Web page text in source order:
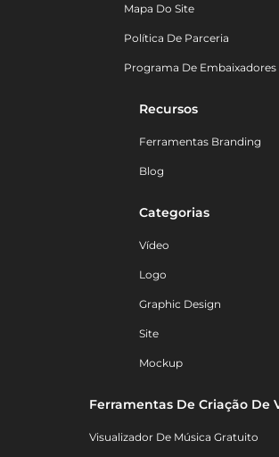
Mapa Do Site
Política De Parceria
Programa De Embaixadores
Recursos
Ferramentas Branding
Blog
Categorias
Vídeo
Logo
Graphic Design
Site
Mockup
Ferramentas De Criação De
Visualizador De Música Gratuito